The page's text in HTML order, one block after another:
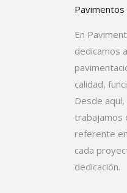
Pavimentos
En
dedicamos
calidad,
Desde
trabajamos
referente
cada
dedicación.